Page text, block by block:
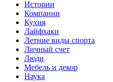
Истории
Компании
Кухня
Лайфхаки
Летние виды спорта
Личный счет
Люди
Мебель и декор
Наука